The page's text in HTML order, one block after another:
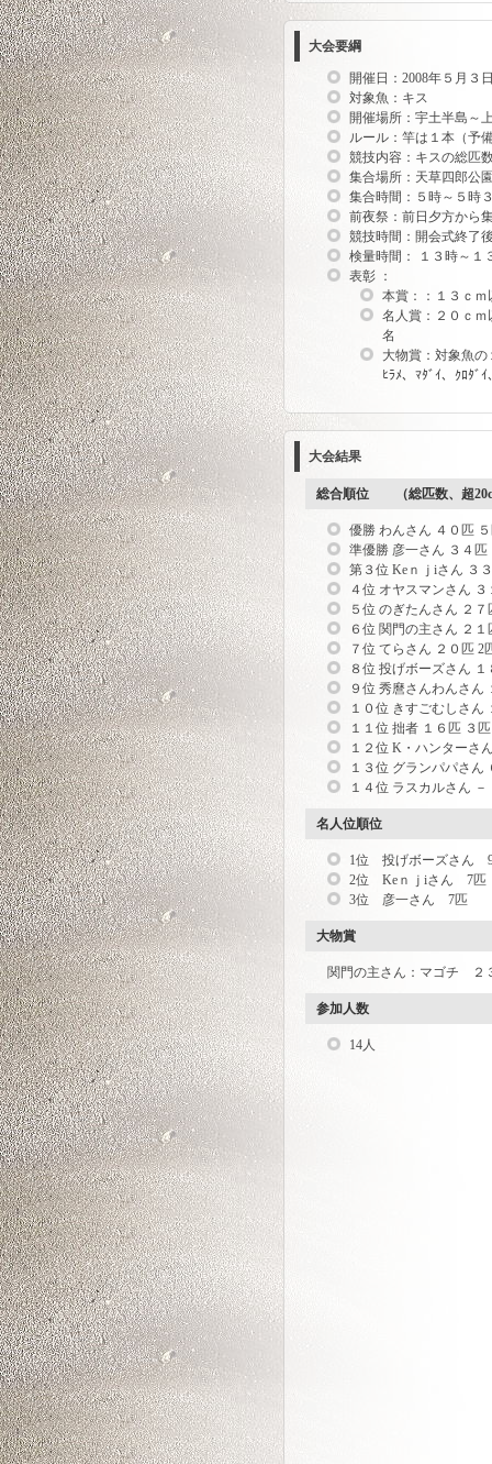
大会要綱
開催日：2008年５月３
対象魚：キス
開催場所：宇土半島～
ルール：竿は１本（予
競技内容：キスの総匹
集合場所：天草四郎公
集合時間：５時～５時
前夜祭：前日夕方から
競技時間：開会式終了
検量時間： １３時～１
表彰 ：
本賞：：１３
名人賞：２０ｃ
名
大物賞：対象魚
ﾋﾗﾒ、ﾏﾀﾞｲ、ｸﾛﾀﾞ
大会結果
総合順位 （総匹数、超
優勝 わんさん ４０匹
準優勝 彦一さん ３４匹
第３位 Keｎｊiさん ３
４位 オヤスマンさん ３
５位 のぎたんさん ２７
６位 関門の主さん ２１
７位 てらさん ２０匹 2
８位 投げボーズさん １
９位 秀麿さんわんさん
１０位 きすごむしさん
１１位 拙者 １６匹 ３匹
１２位 K・ハンターさ
１３位 グランパパさん
１４位 ラスカルさん －
名人位順位
1位 投げボーズさん
2位 Keｎｊiさん 7匹
3位 彦一さん 7匹
大物賞
関門の主さん：マゴチ ２
参加人数
14人